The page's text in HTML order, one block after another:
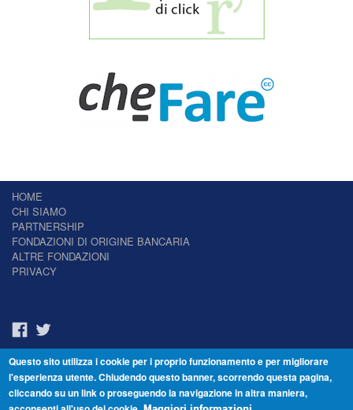
HOME
CHI SIAMO
PARTNERSHIP
FONDAZIONI DI ORIGINE BANCARIA
ALTRE FONDAZIONI
PRIVACY
Il Giornale delle Fondazioni - Periodico telematico
Reg. Tribunale n.7 del 22/07/2014 – ISSN 2421-2466
© Fondazione Venezia 2000 - Dorsoduro 3488/U - 30123 Venezia - Italia -
Questo sito utilizza i cookie per i proprio funzionamento e per migliorare
l'esperienza utente. Chiudendo questo banner, scorrendo questa pagina,
cliccando su un link o proseguendo la navigazione in altra maniera,